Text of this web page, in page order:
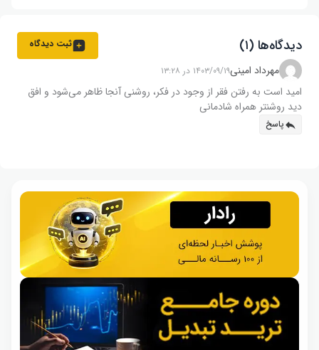
دیدگاه‌ها (۱) ثبت دیدگاه
مهرداد امینی۱۴۰۳/۰۹/۱۹ در ۱۳:۲۸
امید است به رفتن فقر از وجود در فکر، روشنی آنجا ظاهر می‌شود و افق
دید روشنتر همراه شادمانی
پاسخ